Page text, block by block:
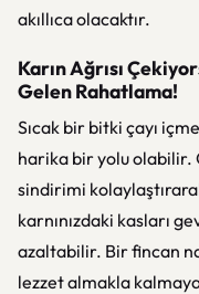
akıllıca olacaktır.
Karın Ağrısı
Gelen Rahatlama!
Sıcak bir bitki çayı
harika bir yolu olabilir.
sindirimi
karnınızdaki kasları
azaltabilir. Bir fincan
lezzet almakla